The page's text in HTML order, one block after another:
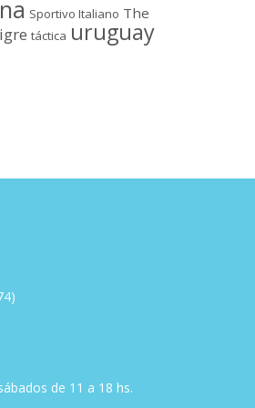
Sportivo Italiano The
táctica uruguay
de 11 a 18 hs.